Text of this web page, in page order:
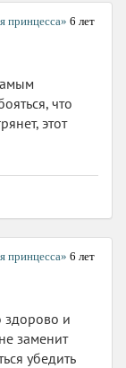
принцесса» 6 лет
что
этот
принцесса» 6 лет
здорово и
заменит
убедить